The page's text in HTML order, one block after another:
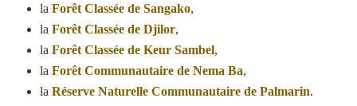
la Forêt Classée de Sangako,
la Forêt Classée de Djilor,
la Forêt Classée de Keur Sambel,
la Forêt Communautaire de Nema Ba,
la Réserve Naturelle Communautaire de Palmarin.